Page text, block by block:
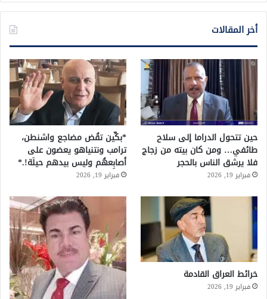
أخر المقالات
حين تتحول الدراما إلى سلاح
طائفي… ومن كان بيته من زجاج
فلا يرشق الناس بالحجر
فبراير 19, 2026
*بكِّين تقُض مضاجع واشنطن،
ترامب ونتنياهو يعضون على
أصابِعهُم وليس بيدهم حيلَة!.*
فبراير 19, 2026
خرائط العراق القادمة
فبراير 19, 2026